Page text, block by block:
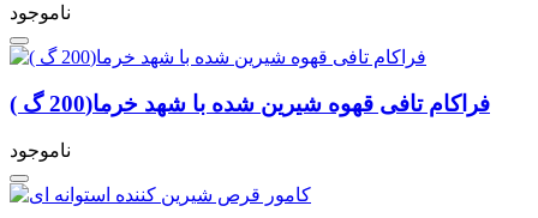
ناموجود
فراکام تافی قهوه شیرین شده با شهد خرما(200 گ )
ناموجود